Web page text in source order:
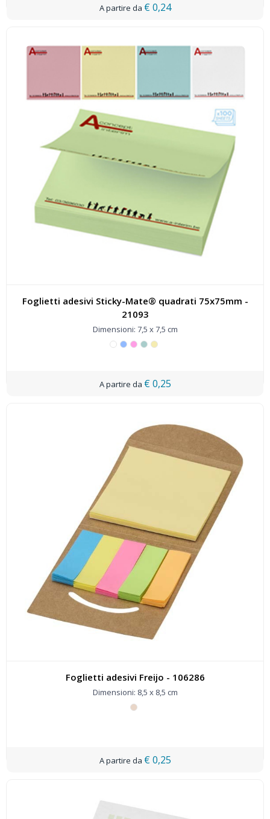
€ 0,24
Foglietti adesivi Sticky-Mate® quadrati 75x75mm -
21093
Dimensioni: 7,5 x 7,5 cm
€ 0,25
Foglietti adesivi Freijo - 106286
Dimensioni: 8,5 x 8,5 cm
€ 0,25